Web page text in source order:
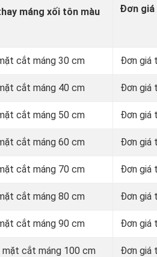
máng xối tôn màu
Đơn giá
cắt máng 30 cm Đơn giá
cắt máng 40 cm Đơn giá
cắt máng 50 cm Đơn giá
cắt máng 60 cm Đơn giá
cắt máng 70 cm Đơn giá
cắt máng 80 cm Đơn giá
cắt máng 90 cm Đơn giá
mặt cắt máng 100 cm Đơn giá